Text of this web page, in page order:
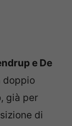
e De
doppio
già per
di